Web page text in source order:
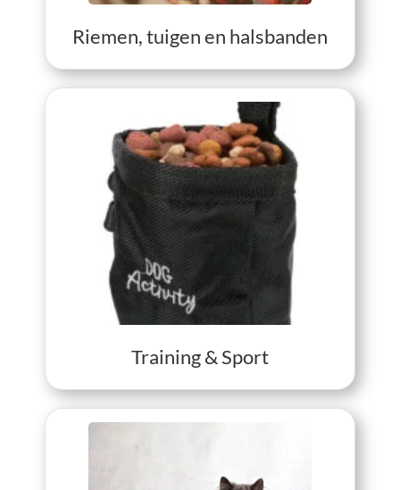
Riemen, tuigen en halsbanden
Training & Sport